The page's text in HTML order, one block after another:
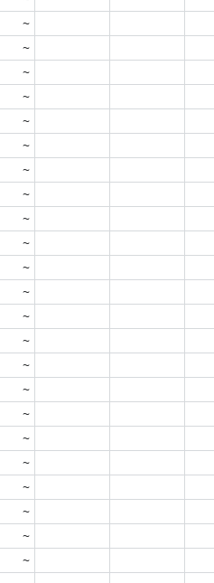
~
~
~
~
~
~
~
~
~
~
~
~
~
~
~
~
~
~
~
~
~
~
~